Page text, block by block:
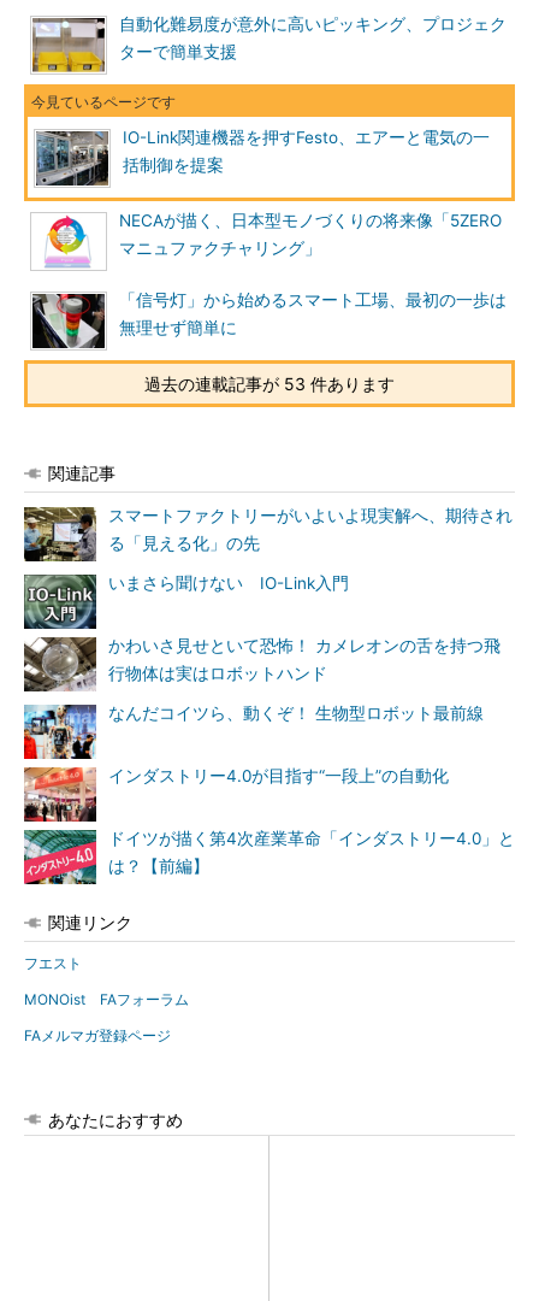
自動化難易度が意外に高いピッキング、プロジェク
ターで簡単支援
IO-Link関連機器を押すFesto、エアーと電気の一
括制御を提案
NECAが描く、日本型モノづくりの将来像「5ZERO
マニュファクチャリング」
「信号灯」から始めるスマート工場、最初の一歩は
無理せず簡単に
過去の連載記事が 53 件あります
関連記事
スマートファクトリーがいよいよ現実解へ、期待され
る「見える化」の先
いまさら聞けない IO-Link入門
かわいさ見せといて恐怖！ カメレオンの舌を持つ飛
行物体は実はロボットハンド
なんだコイツら、動くぞ！ 生物型ロボット最前線
インダストリー4.0が目指す“一段上”の自動化
ドイツが描く第4次産業革命「インダストリー4.0」と
は？【前編】
関連リンク
フエスト
MONOist FAフォーラム
FAメルマガ登録ページ
あなたにおすすめ